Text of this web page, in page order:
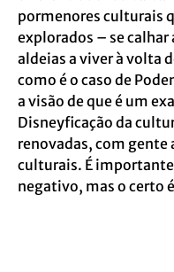
pormenores culturais
explorados – se
aldeias a viver à volta
como é o caso de
a visão de que é um
Disneyficação da
renovadas, com gente
culturais. É
negativo, mas o certo